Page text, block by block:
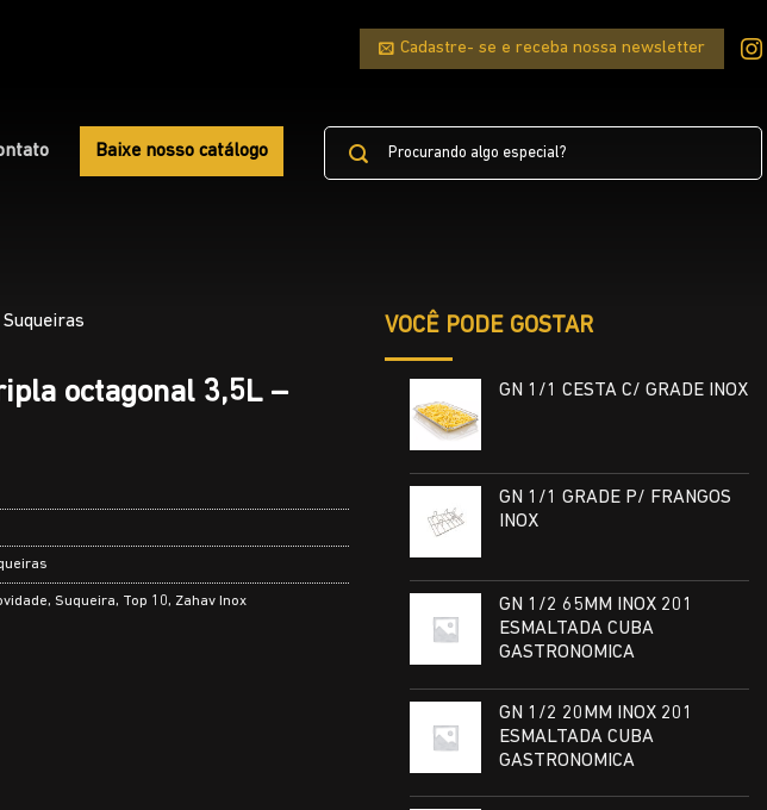
Cadastre- se e receba nossa newsletter
Baixe nosso catálogo
Pesquisar
Suqueiras
octagonal 3,5L –
, Suqueira, Top 10, Zahav Inox
VOCÊ PODE GOSTAR
GN 1/1 CESTA C/ GRADE INOX
GN 1/1 GRADE P/ FRANGOS
INOX
GN 1/2 65MM INOX 201
ESMALTADA CUBA
GASTRONOMICA
GN 1/2 20MM INOX 201
ESMALTADA CUBA
GASTRONOMICA